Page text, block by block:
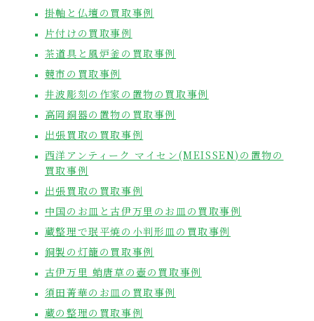
掛軸と仏壇の買取事例
片付けの買取事例
茶道具と風炉釜の買取事例
競市の買取事例
井波彫刻の作家の置物の買取事例
高岡銅器の置物の買取事例
出張買取の買取事例
西洋アンティーク マイセン(MEISSEN)の置物の
買取事例
出張買取の買取事例
中国のお皿と古伊万里のお皿の買取事例
蔵整理で珉平焼の小判形皿の買取事例
銅製の灯籠の買取事例
古伊万里 蛸唐草の壺の買取事例
須田菁華のお皿の買取事例
蔵の整理の買取事例